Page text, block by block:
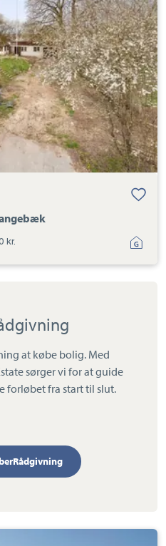
kr.
at købe bolig. Med
sørger vi for at guide
forløbet fra start til slut.